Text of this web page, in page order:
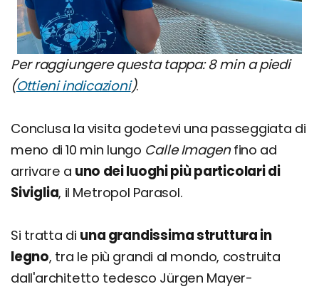
Per raggiungere questa tappa: 8 min a piedi
(Ottieni indicazioni).
Conclusa la visita godetevi una passeggiata di
meno di 10 min lungo Calle Imagenfino ad
arrivare a uno dei luoghi più particolari di
Siviglia, il Metropol Parasol.
Si tratta di una grandissima struttura in
legno, tra le più grandi al mondo, costruita
dall'architetto tedesco Jürgen Mayer-